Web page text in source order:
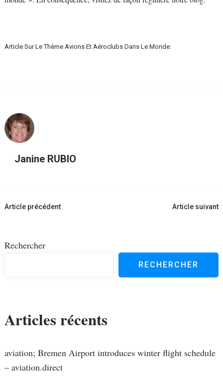
Article Sur Le Thème Avions Et Aéroclubs Dans Le Monde:
Janine RUBIO
Navigation
Article précédent Article suivant
Rechercher
RECHERCHER
Articles récents
aviation; Bremen Airport introduces winter flight schedule
– aviation.direct